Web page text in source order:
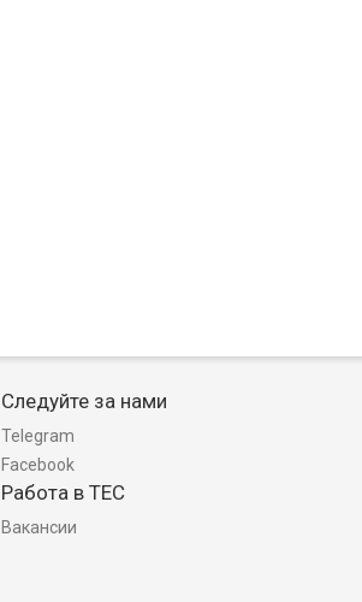
Следуйте за нами
Telegram
Facebook
Работа в TEC
Вакансии